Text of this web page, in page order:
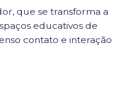
que se transforma a
educativos de
contato e interação